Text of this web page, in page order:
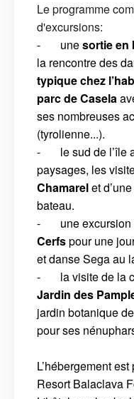
Le programme
d'excursions:
- unesortie en
la rencontre des
typique chez
parc de Casela
ses nombreuses
(tyrolienne...).
- le sud de l’île
paysages, les
Chamarelet
bateau.
- une excursion
Cerfspour une
et danse Sega au
- la visite de la
Jardin des
jardin botanique
pour ses
L’hébergement
Resort Balaclava